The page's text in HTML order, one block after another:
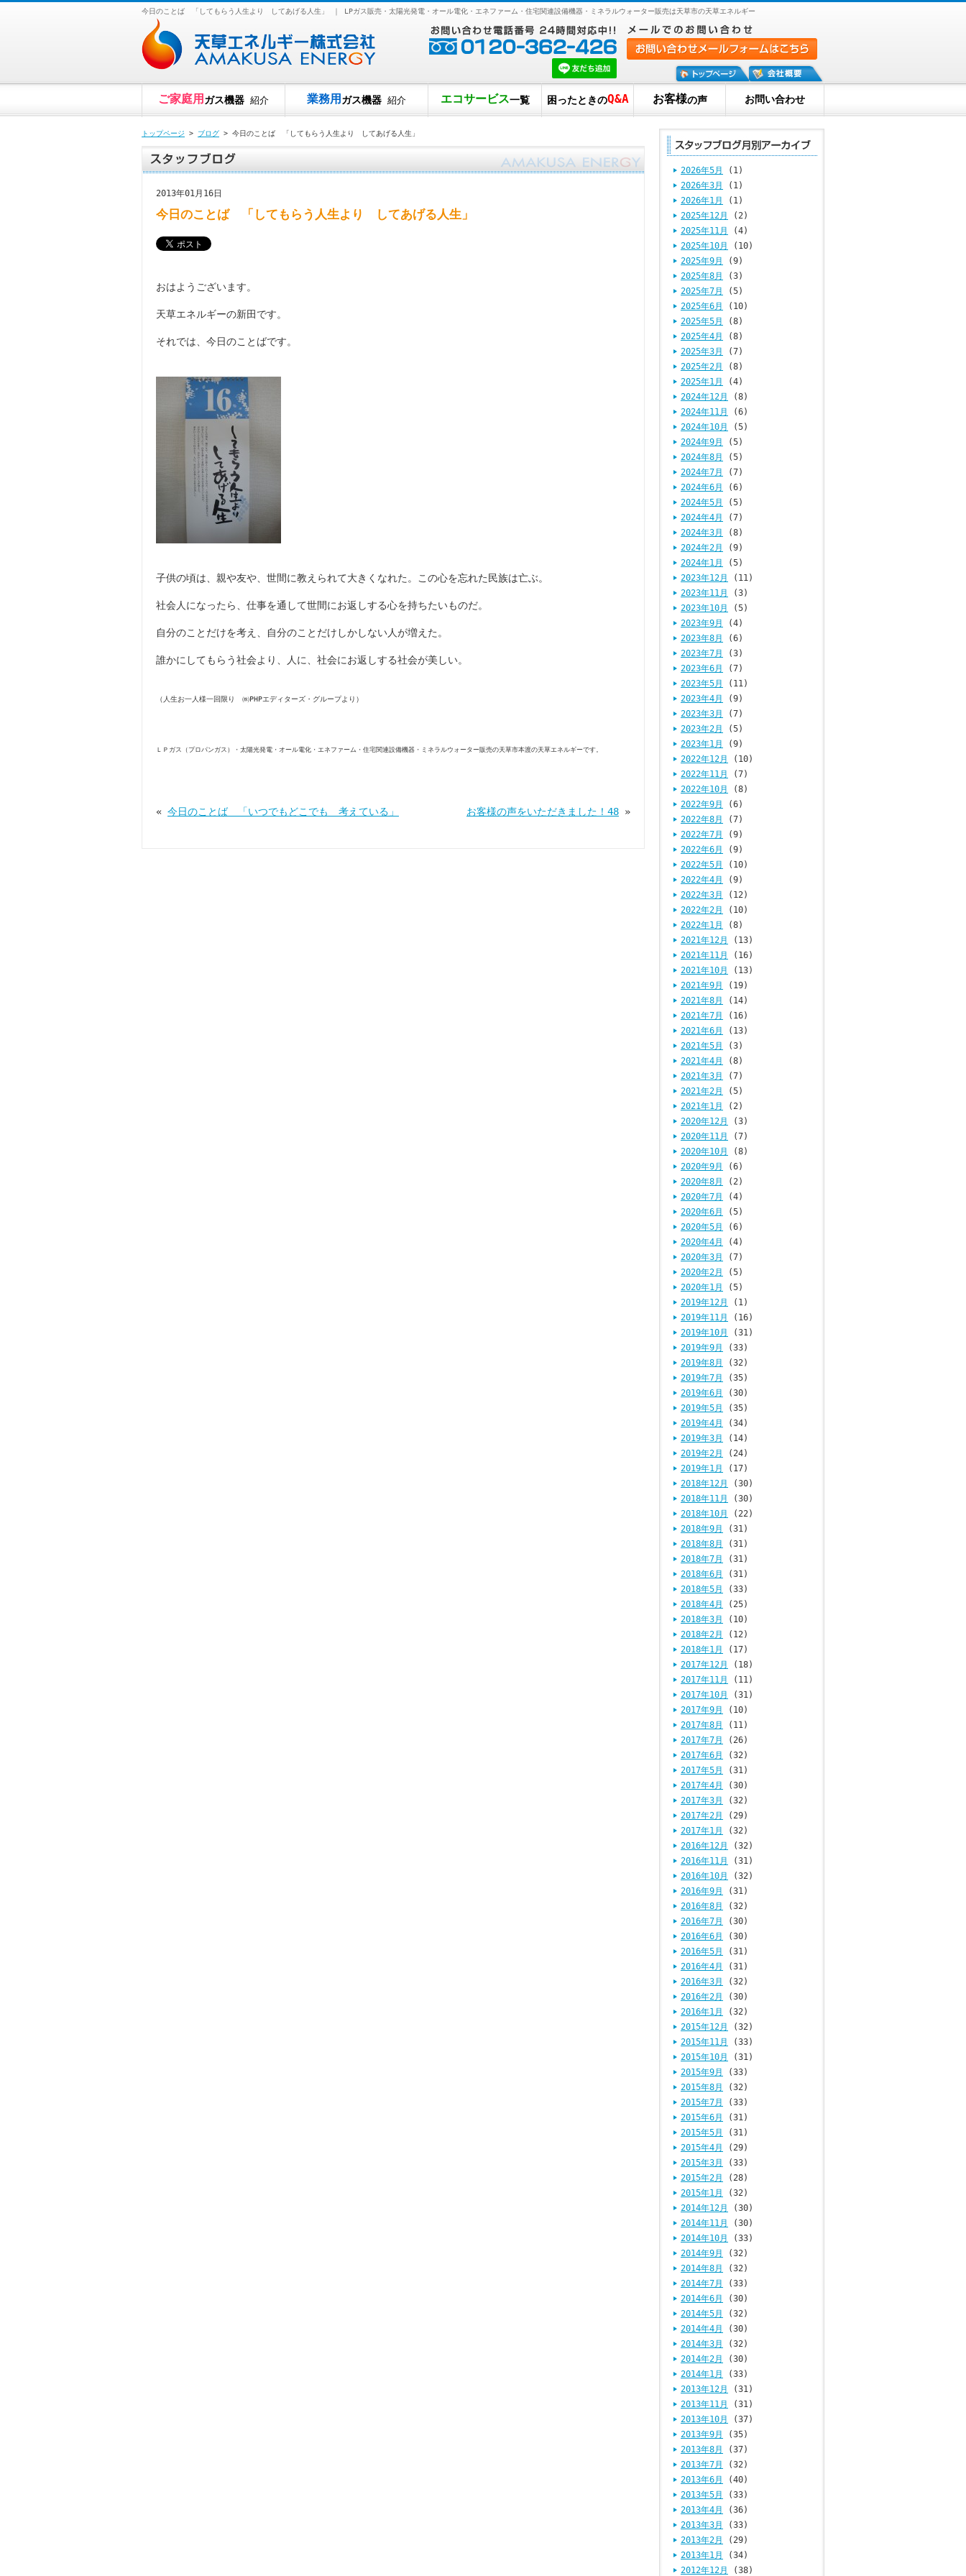
今日のことば 「してもらう人生より してあげる人生」 ｜ LPガス販売・太陽光発電・オール電化・エネファーム・住宅関連設備機器・ミネラルウォーター販売は天草市の天草エネルギー
ご家庭用 ガス機器 紹介 業務用 ガス機器 紹介 エコサービス一覧 困ったときのQ&A お客様の声 お問い合わせ
トップページ > ブログ > 今日のことば 「してもらう人生より してあげる人生」
2013年01月16日
今日のことば 「してもらう人生より してあげる人生」
おはようございます。
天草エネルギーの新田です。
それでは、今日のことばです。
子供の頃は、親や友や、世間に教えられて大きくなれた。この心を忘れた民族は亡ぶ。
社会人になったら、仕事を通して世間にお返しする心を持ちたいものだ。
自分のことだけを考え、自分のことだけしかしない人が増えた。
誰かにしてもらう社会より、人に、社会にお返しする社会が美しい。
（人生お一人様一回限り ㈱PHPエディターズ・グループより）
ＬＰガス（プロパンガス）・太陽光発電・オール電化・エネファーム・住宅関連設備機器・ミネラルウォーター販売の天草市本渡の天草エネルギーです。
« 今日のことば 「いつでもどこでも 考えている」 お客様の声をいただきました！48 »
2026年5月
(1)
2026年3月
(1)
2026年1月
(1)
2025年12月
(2)
2025年11月
(4)
2025年10月
(10)
2025年9月
(9)
2025年8月
(3)
2025年7月
(5)
2025年6月
(10)
2025年5月
(8)
2025年4月
(8)
2025年3月
(7)
2025年2月
(8)
2025年1月
(4)
2024年12月
(8)
2024年11月
(6)
2024年10月
(5)
2024年9月
(5)
2024年8月
(5)
2024年7月
(7)
2024年6月
(6)
2024年5月
(5)
2024年4月
(7)
2024年3月
(8)
2024年2月
(9)
2024年1月
(5)
2023年12月
(11)
2023年11月
(3)
2023年10月
(5)
2023年9月
(4)
2023年8月
(6)
2023年7月
(3)
2023年6月
(7)
2023年5月
(11)
2023年4月
(9)
2023年3月
(7)
2023年2月
(5)
2023年1月
(9)
2022年12月
(10)
2022年11月
(7)
2022年10月
(8)
2022年9月
(6)
2022年8月
(7)
2022年7月
(9)
2022年6月
(9)
2022年5月
(10)
2022年4月
(9)
2022年3月
(12)
2022年2月
(10)
2022年1月
(8)
2021年12月
(13)
2021年11月
(16)
2021年10月
(13)
2021年9月
(19)
2021年8月
(14)
2021年7月
(16)
2021年6月
(13)
2021年5月
(3)
2021年4月
(8)
2021年3月
(7)
2021年2月
(5)
2021年1月
(2)
2020年12月
(3)
2020年11月
(7)
2020年10月
(8)
2020年9月
(6)
2020年8月
(2)
2020年7月
(4)
2020年6月
(5)
2020年5月
(6)
2020年4月
(4)
2020年3月
(7)
2020年2月
(5)
2020年1月
(5)
2019年12月
(1)
2019年11月
(16)
2019年10月
(31)
2019年9月
(33)
2019年8月
(32)
2019年7月
(35)
2019年6月
(30)
2019年5月
(35)
2019年4月
(34)
2019年3月
(14)
2019年2月
(24)
2019年1月
(17)
2018年12月
(30)
2018年11月
(30)
2018年10月
(22)
2018年9月
(31)
2018年8月
(31)
2018年7月
(31)
2018年6月
(31)
2018年5月
(33)
2018年4月
(25)
2018年3月
(10)
2018年2月
(12)
2018年1月
(17)
2017年12月
(18)
2017年11月
(11)
2017年10月
(31)
2017年9月
(10)
2017年8月
(11)
2017年7月
(26)
2017年6月
(32)
2017年5月
(31)
2017年4月
(30)
2017年3月
(32)
2017年2月
(29)
2017年1月
(32)
2016年12月
(32)
2016年11月
(31)
2016年10月
(32)
2016年9月
(31)
2016年8月
(32)
2016年7月
(30)
2016年6月
(30)
2016年5月
(31)
2016年4月
(31)
2016年3月
(32)
2016年2月
(30)
2016年1月
(32)
2015年12月
(32)
2015年11月
(33)
2015年10月
(31)
2015年9月
(33)
2015年8月
(32)
2015年7月
(33)
2015年6月
(31)
2015年5月
(31)
2015年4月
(29)
2015年3月
(33)
2015年2月
(28)
2015年1月
(32)
2014年12月
(30)
2014年11月
(30)
2014年10月
(33)
2014年9月
(32)
2014年8月
(32)
2014年7月
(33)
2014年6月
(30)
2014年5月
(32)
2014年4月
(30)
2014年3月
(32)
2014年2月
(30)
2014年1月
(33)
2013年12月
(31)
2013年11月
(31)
2013年10月
(37)
2013年9月
(35)
2013年8月
(37)
2013年7月
(32)
2013年6月
(40)
2013年5月
(33)
2013年4月
(36)
2013年3月
(33)
2013年2月
(29)
2013年1月
(34)
2012年12月
(38)